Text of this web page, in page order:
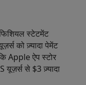
स्टेटमेंट
को ज़्यादा पेमेंट
Apple ऐप स्टोर
यूज़र्स से $3 ज़्यादा